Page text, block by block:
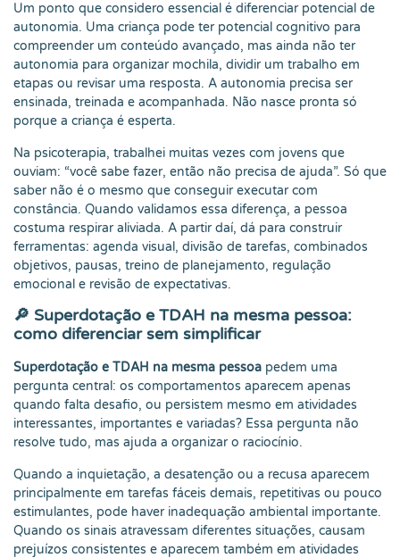
Um ponto que considero essencial é diferenciar potencial de
autonomia. Uma criança pode ter potencial cognitivo para
compreender um conteúdo avançado, mas ainda não ter
autonomia para organizar mochila, dividir um trabalho em
etapas ou revisar uma resposta. A autonomia precisa ser
ensinada, treinada e acompanhada. Não nasce pronta só
porque a criança é esperta.
Na psicoterapia, trabalhei muitas vezes com jovens que
ouviam: “você sabe fazer, então não precisa de ajuda”. Só que
saber não é o mesmo que conseguir executar com
constância. Quando validamos essa diferença, a pessoa
costuma respirar aliviada. A partir daí, dá para construir
ferramentas: agenda visual, divisão de tarefas, combinados
objetivos, pausas, treino de planejamento, regulação
emocional e revisão de expectativas.
🔎 Superdotação e TDAH na mesma pessoa:
como diferenciar sem simplificar
Superdotação e TDAH na mesma pessoa pedem uma
pergunta central: os comportamentos aparecem apenas
quando falta desafio, ou persistem mesmo em atividades
interessantes, importantes e variadas? Essa pergunta não
resolve tudo, mas ajuda a organizar o raciocínio.
Quando a inquietação, a desatenção ou a recusa aparecem
principalmente em tarefas fáceis demais, repetitivas ou pouco
estimulantes, pode haver inadequação ambiental importante.
Quando os sinais atravessam diferentes situações, causam
prejuízos consistentes e aparecem também em atividades